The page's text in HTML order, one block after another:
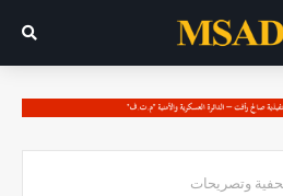
وتصريحات